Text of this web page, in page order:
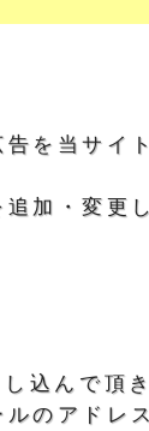
を当サイ
加・変更
込んで頂
のアドレ